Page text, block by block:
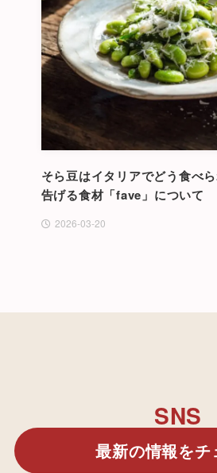
そら豆はイタリアでどう食べ
告げる食材「fave」について
2026-03-20
SNS
最新の情報をチ